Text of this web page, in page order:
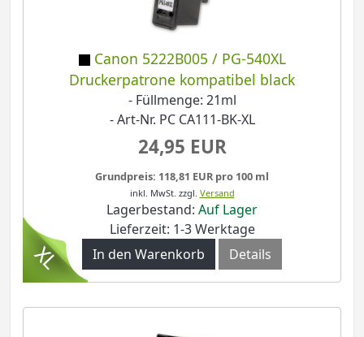
Canon 5222B005 / PG-540XL
Druckerpatrone kompatibel black
- Füllmenge: 21ml
- Art-Nr. PC CA111-BK-XL
24,95 EUR
Grundpreis: 118,81 EUR pro 100 ml
inkl. MwSt. zzgl. Versand
Lagerbestand: Auf Lager
Lieferzeit: 1-3 Werktage
In den Warenkorb
Details